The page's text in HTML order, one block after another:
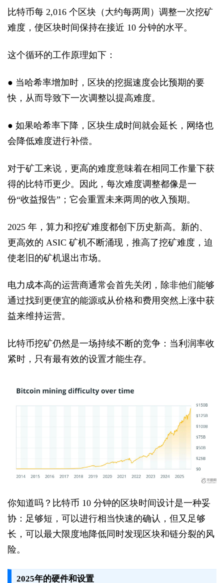
比特币每 2,016 个区块（大约每两周）调整一次挖矿
难度，使区块时间保持在接近 10 分钟的水平。
这个循环的工作原理如下：
● 当哈希率增加时，区块的挖掘速度会比预期的要
快，从而导致下一次调整以提高难度。
● 如果哈希率下降，区块生成时间就会延长，网络也
会降低难度进行补偿。
对于矿工来说，更高的难度意味着在相同工作量下获
得的比特币更少。因此，每次难度调整都像是一
份“收益报告”；它会重置未来两周的收入预期。
2025 年，算力和挖矿难度都创下历史新高。新的、
更高效的 ASIC 矿机不断涌现，推高了挖矿难度，迫
使老旧的矿机退出市场。
电力成本高的运营商通常会首先关闭，除非他们能够
通过找到更便宜的能源或从价格和费用突然上涨中获
益来维持运营。
比特币挖矿仍然是一场持续不断的竞争：当利润率收
紧时，只有最有效的设置才能生存。
你知道吗？比特币 10 分钟的区块时间设计是一种妥
协：足够短，可以进行相当快速的确认，但又足够
长，可以最大限度地降低同时发现区块和链分裂的风
险。
2025年的硬件和设置